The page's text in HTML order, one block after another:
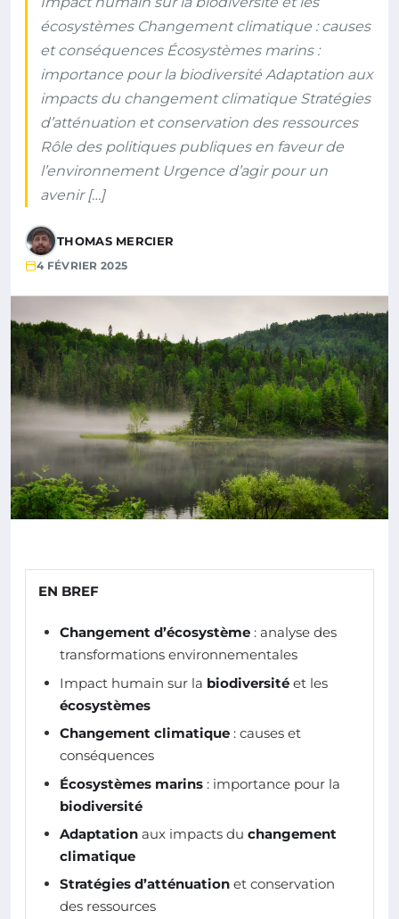
écosystèmes Changement climatique : causes
et conséquences Écosystèmes marins :
importance pour la biodiversité Adaptation aux
impacts du changement climatique Stratégies
d’atténuation et conservation des ressources
Rôle des politiques publiques en faveur de
l’environnement Urgence d’agir pour un
avenir […]
THOMAS MERCIER
4 FÉVRIER 2025
EN BREF
Changement d’écosystème : analyse des
transformations environnementales
Impact humain sur la biodiversité et les
écosystèmes
Changement climatique : causes et
conséquences
Écosystèmes marins : importance pour la
biodiversité
Adaptation aux impacts du changement
climatique
Stratégies d’atténuation et conservation
des ressources